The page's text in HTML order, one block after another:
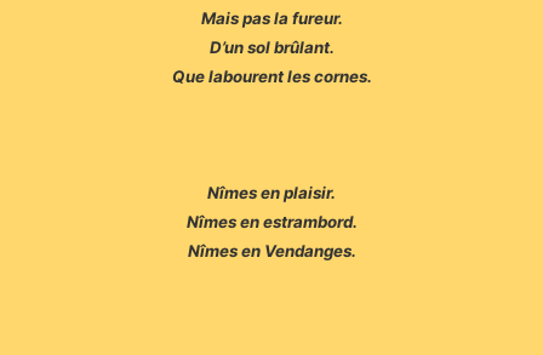
Mais pas la fureur.
D’un sol brûlant.
Que labourent les cornes.
Nîmes en plaisir.
Nîmes en estrambord.
Nîmes en Vendanges.